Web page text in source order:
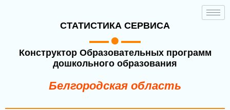
СТАТИСТИКА СЕРВИСА
Конструктор Образовательных программ
дошкольного образования
Белгородская область